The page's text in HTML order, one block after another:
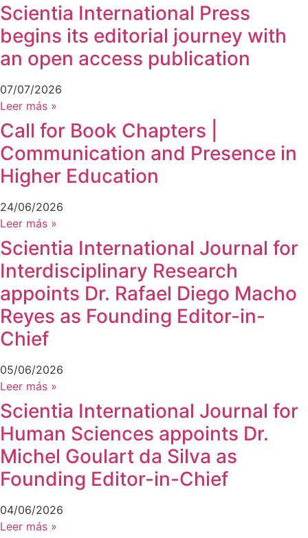
Scientia International Press
begins its editorial journey with
an open access publication
07/07/2026
Leer más »
Call for Book Chapters |
Communication and Presence in
Higher Education
24/06/2026
Leer más »
Scientia International Journal for
Interdisciplinary Research
appoints Dr. Rafael Diego Macho
Reyes as Founding Editor-in-
Chief
05/06/2026
Leer más »
Scientia International Journal for
Human Sciences appoints Dr.
Michel Goulart da Silva as
Founding Editor-in-Chief
04/06/2026
Leer más »